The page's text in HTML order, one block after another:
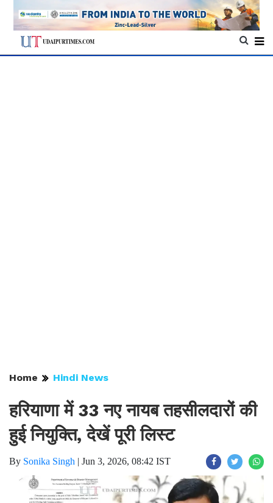
Home Hindi News
हरियाणा में 33 नए नायब तहसीलदारों की
हुई नियुक्ति, देखें पूरी लिस्ट
By Sonika Singh | Jun 3, 2026, 08:42 IST